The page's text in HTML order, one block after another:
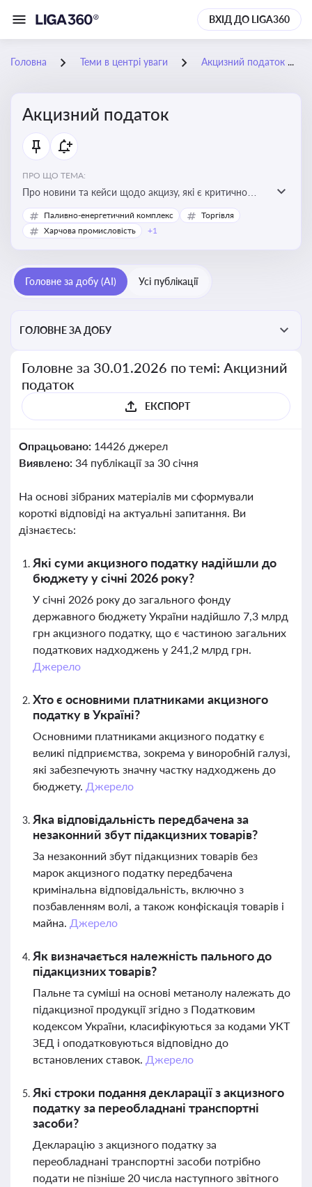
ВХІД ДО LIGA360
Головна Теми в центрі уваги Акцизний податок
Акцизний податок
ПРО ЩО ТЕМА:
Про новини та кейси щодо акцизу, які є критично
важливим для підприємств, які імпортують,
виробляють або реалізують підакцизну продукцію, з
Паливно-енергетичний комплекс
Торгівля
Харчова промисловість
+1
Головне за добу (AI) Усі публікації
ГОЛОВНЕ ЗА ДОБУ
Головне за 30.01.2026 по темі: Акцизний
податок
ЕКСПОРТ
Опрацьовано: 14426 джерел
Виявлено: 34 публікації за 30 січня
На основі зібраних матеріалів ми сформували
короткі відповіді на актуальні запитання. Ви
дізнаєтесь:
Які суми акцизного податку надійшли до
бюджету у січні 2026 року?
У січні 2026 року до загального фонду
державного бюджету України надійшло 7,3 млрд
грн акцизного податку, що є частиною загальних
податкових надходжень у 241,2 млрд грн.
Джерело
Хто є основними платниками акцизного
податку в Україні?
Основними платниками акцизного податку є
великі підприємства, зокрема у виноробній галузі,
які забезпечують значну частку надходжень до
бюджету. Джерело
Яка відповідальність передбачена за
незаконний збут підакцизних товарів?
За незаконний збут підакцизних товарів без
марок акцизного податку передбачена
кримінальна відповідальність, включно з
позбавленням волі, а також конфіскація товарів і
майна. Джерело
Як визначається належність пального до
підакцизних товарів?
Пальне та суміші на основі метанолу належать до
підакцизної продукції згідно з Податковим
кодексом України, класифікуються за кодами УКТ
ЗЕД і оподатковуються відповідно до
встановлених ставок. Джерело
Які строки подання декларації з акцизного
податку за переобладнані транспортні
засоби?
Декларацію з акцизного податку за
переобладнані транспортні засоби потрібно
подати не пізніше 20 числа наступного звітного